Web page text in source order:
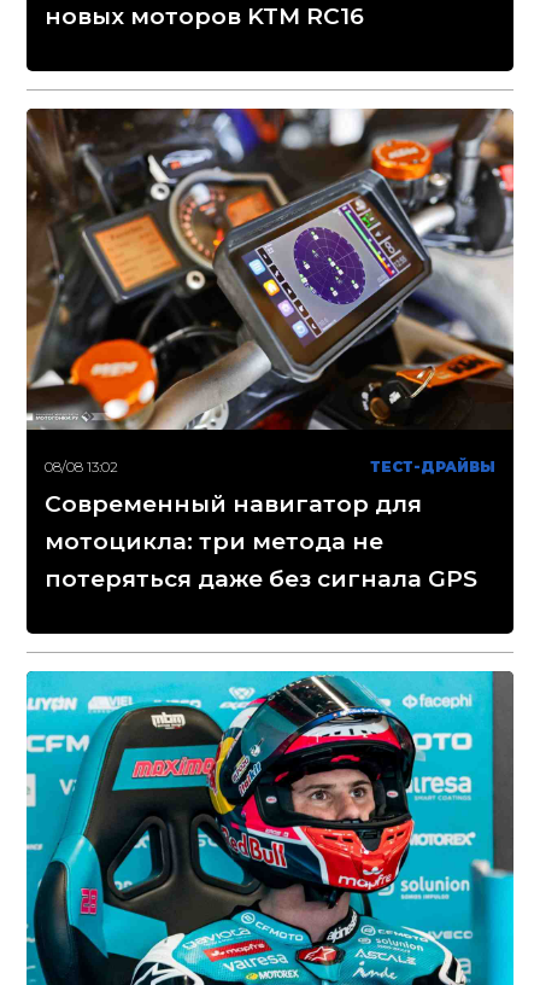
новых моторов KTM RC16
08/08 13:02 ТЕСТ-ДРАЙВЫ
Современный навигатор для
мотоцикла: три метода не
потеряться даже без сигнала GPS